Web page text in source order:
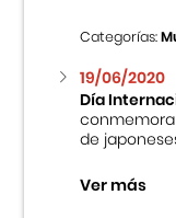
Categorías:
19/06/2020
Día
de
Ver más